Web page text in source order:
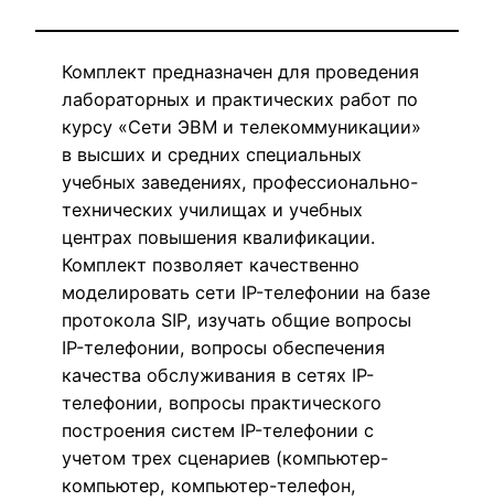
Комплект предназначен для проведения
лабораторных и практических работ по
курсу «Сети ЭВМ и телекоммуникации»
в высших и средних специальных
учебных заведениях, профессионально-
технических училищах и учебных
центрах повышения квалификации.
Комплект позволяет качественно
моделировать сети IP-телефонии на базе
протокола SIP, изучать общие вопросы
IP-телефонии, вопросы обеспечения
качества обслуживания в сетях IP-
телефонии, вопросы практического
построения систем IP-телефонии с
учетом трех сценариев (компьютер-
компьютер, компьютер-телефон,